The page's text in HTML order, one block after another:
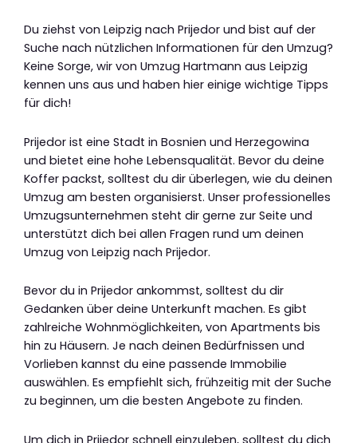
Du ziehst von Leipzig nach Prijedor und bist auf der
Suche nach nützlichen Informationen für den Umzug?
Keine Sorge, wir von Umzug Hartmann aus Leipzig
kennen uns aus und haben hier einige wichtige Tipps
für dich!
Prijedor ist eine Stadt in Bosnien und Herzegowina
und bietet eine hohe Lebensqualität. Bevor du deine
Koffer packst, solltest du dir überlegen, wie du deinen
Umzug am besten organisierst. Unser professionelles
Umzugsunternehmen steht dir gerne zur Seite und
unterstützt dich bei allen Fragen rund um deinen
Umzug von Leipzig nach Prijedor.
Bevor du in Prijedor ankommst, solltest du dir
Gedanken über deine Unterkunft machen. Es gibt
zahlreiche Wohnmöglichkeiten, von Apartments bis
hin zu Häusern. Je nach deinen Bedürfnissen und
Vorlieben kannst du eine passende Immobilie
auswählen. Es empfiehlt sich, frühzeitig mit der Suche
zu beginnen, um die besten Angebote zu finden.
Um dich in Prijedor schnell einzuleben, solltest du dich